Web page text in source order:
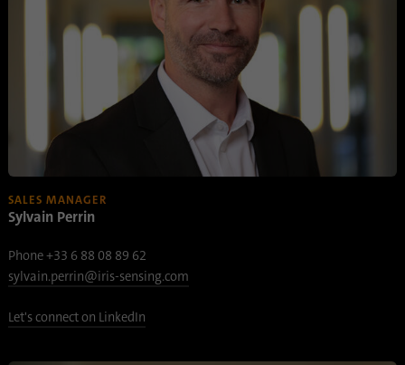
SALES MANAGER
Sylvain Perrin
Phone +33 6 88 08 89 62
sylvain.perrin@iris-sensing.com
Let's connect on LinkedIn
Oribi se puede realizar en un dominio
específico.